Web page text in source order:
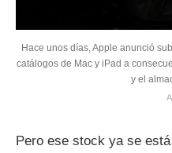
Hace unos días, Apple anunció
catálogos de Mac y iPad a
y el
Pero ese stock ya se